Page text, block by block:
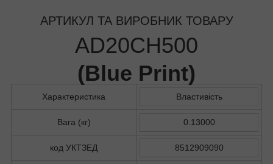
АРТИКУЛ ТА ВИРОБНИК ТОВАРУ
AD20CH500
(Blue Print)
Характеристика Властивість
Вага (кг) 0.13000
код УКТЗЕД 8512909090